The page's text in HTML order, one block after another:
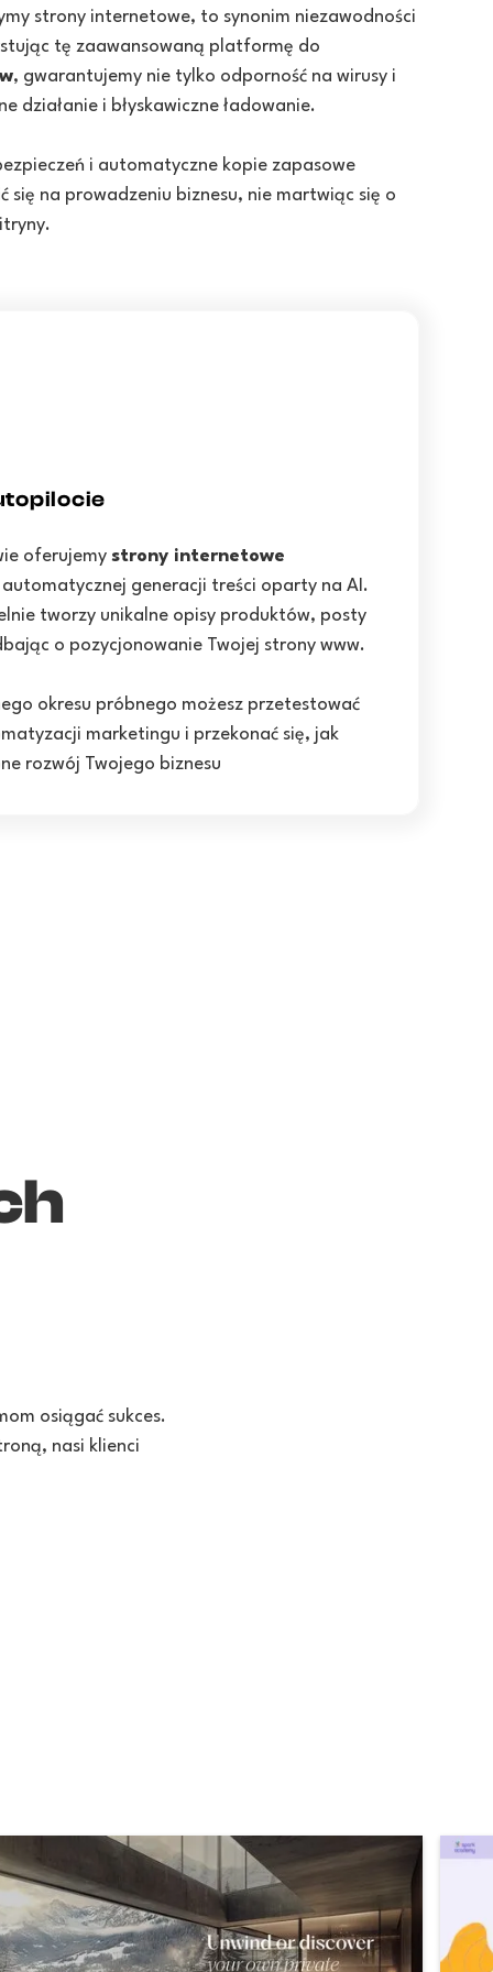
strony internetowe, to synonim niezawodności
tę zaawansowaną platformę do
, gwarantujemy nie tylko odporność na wirusy i
działanie i błyskawiczne ładowanie.
i automatyczne kopie zapasowe
się na prowadzeniu biznesu, nie martwiąc się o
oferujemy strony internetowe
generacji treści oparty na AI.
tworzy unikalne opisy produktów, posty
o pozycjonowanie Twojej strony www.
okresu próbnego możesz przetestować
marketingu i przekonać się, jak
rozwój Twojego biznesu
osiągać sukces.
nasi klienci